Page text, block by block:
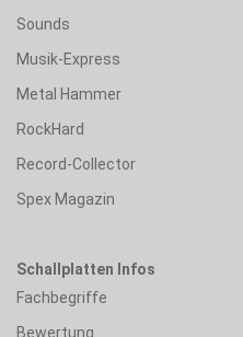
Sounds
Musik-Express
Metal Hammer
RockHard
Record-Collector
Spex Magazin
Schallplatten Infos
Fachbegriffe
Bewertung